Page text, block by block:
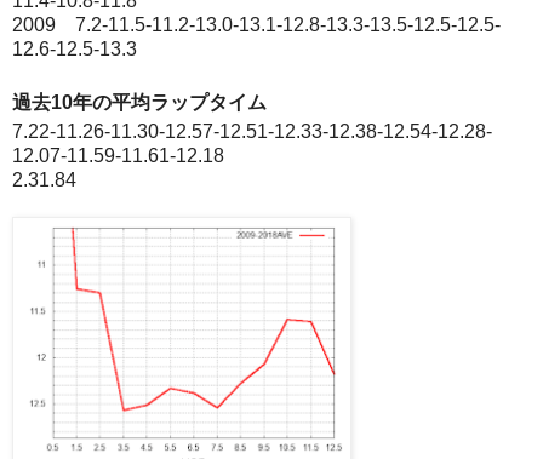
2009 7.2-11.5-11.2-13.0-13.1-12.8-13.3-13.5-12.5-12.5-
12.6-12.5-13.3
過去10年の平均ラップタイム
7.22-11.26-11.30-12.57-12.51-12.33-12.38-12.54-12.28-
12.07-11.59-11.61-12.18
2.31.84